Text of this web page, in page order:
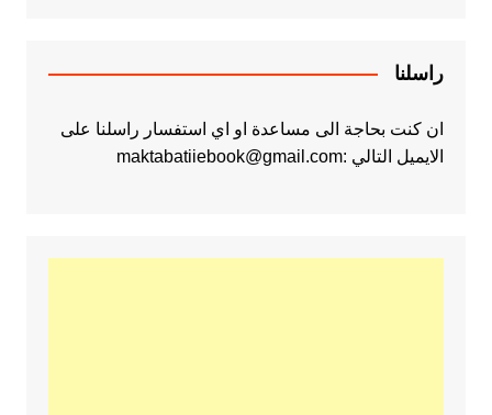
راسلنا
ان كنت بحاجة الى مساعدة او اي استفسار راسلنا على
الايميل التالي :maktabatiiebook@gmail.com